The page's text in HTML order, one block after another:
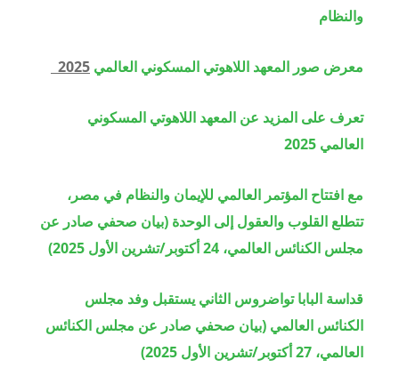
والنظام
معرض صور المعهد اللاهوتي المسكوني العالمي 2025
تعرف على المزيد عن المعهد اللاهوتي المسكوني
العالمي 2025
مع افتتاح المؤتمر العالمي للإيمان والنظام في مصر،
تتطلع القلوب والعقول إلى الوحدة (بيان صحفي صادر عن
مجلس الكنائس العالمي، 24 أكتوبر/تشرين الأول 2025)
قداسة البابا تواضروس الثاني يستقبل وفد مجلس
الكنائس العالمي (بيان صحفي صادر عن مجلس الكنائس
العالمي، 27 أكتوبر/تشرين الأول 2025)